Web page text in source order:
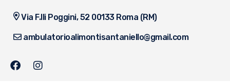
Via F.lli Poggini, 52 00133 Roma (RM)
ambulatorioalimontisantaniello@gmail.com